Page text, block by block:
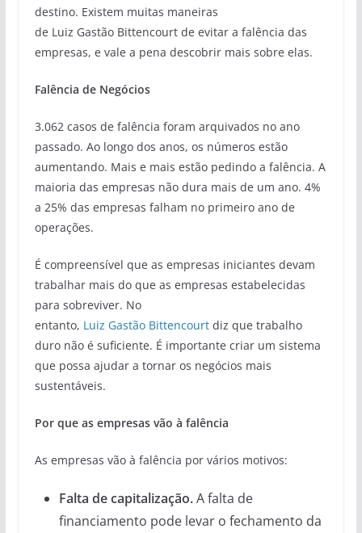
destino. Existem muitas maneiras
de Luiz Gastão Bittencourt de evitar a falência das
empresas, e vale a pena descobrir mais sobre elas.
Falência de Negócios
3.062 casos de falência foram arquivados no ano
passado. Ao longo dos anos, os números estão
aumentando. Mais e mais estão pedindo a falência. A
maioria das empresas não dura mais de um ano. 4%
a 25% das empresas falham no primeiro ano de
operações.
É compreensível que as empresas iniciantes devam
trabalhar mais do que as empresas estabelecidas
para sobreviver. No
entanto, Luiz Gastão Bittencourtdiz que trabalho
duro não é suficiente. É importante criar um sistema
que possa ajudar a tornar os negócios mais
sustentáveis.
Por que as empresas vão à falência
As empresas vão à falência por vários motivos:
Falta de capitalização.A falta de
financiamento pode levar o fechamento da